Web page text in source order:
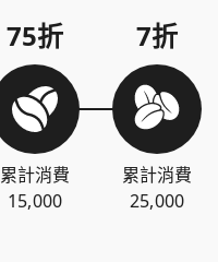
75折
累計消費
15,000
7折
累計消費
25,000